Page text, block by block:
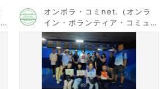
オンボラ・コミnet.（オンラ
イン・ボランティア・コミュ
ニケーション・ネットワー
ク）